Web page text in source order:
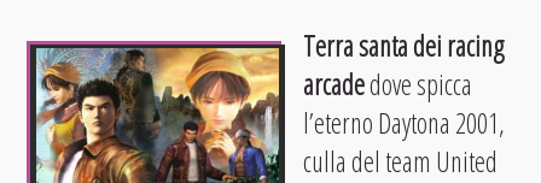
Terra santa dei racing
arcadedove spicca
l’eterno Daytona 2001,
culla del team United